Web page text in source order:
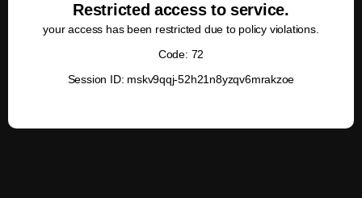
Restricted access to service.
your access has been restricted due to policy violations.
Code: 72
Session ID: mskv9qqj-52h21n8yzqv6mrakzoe